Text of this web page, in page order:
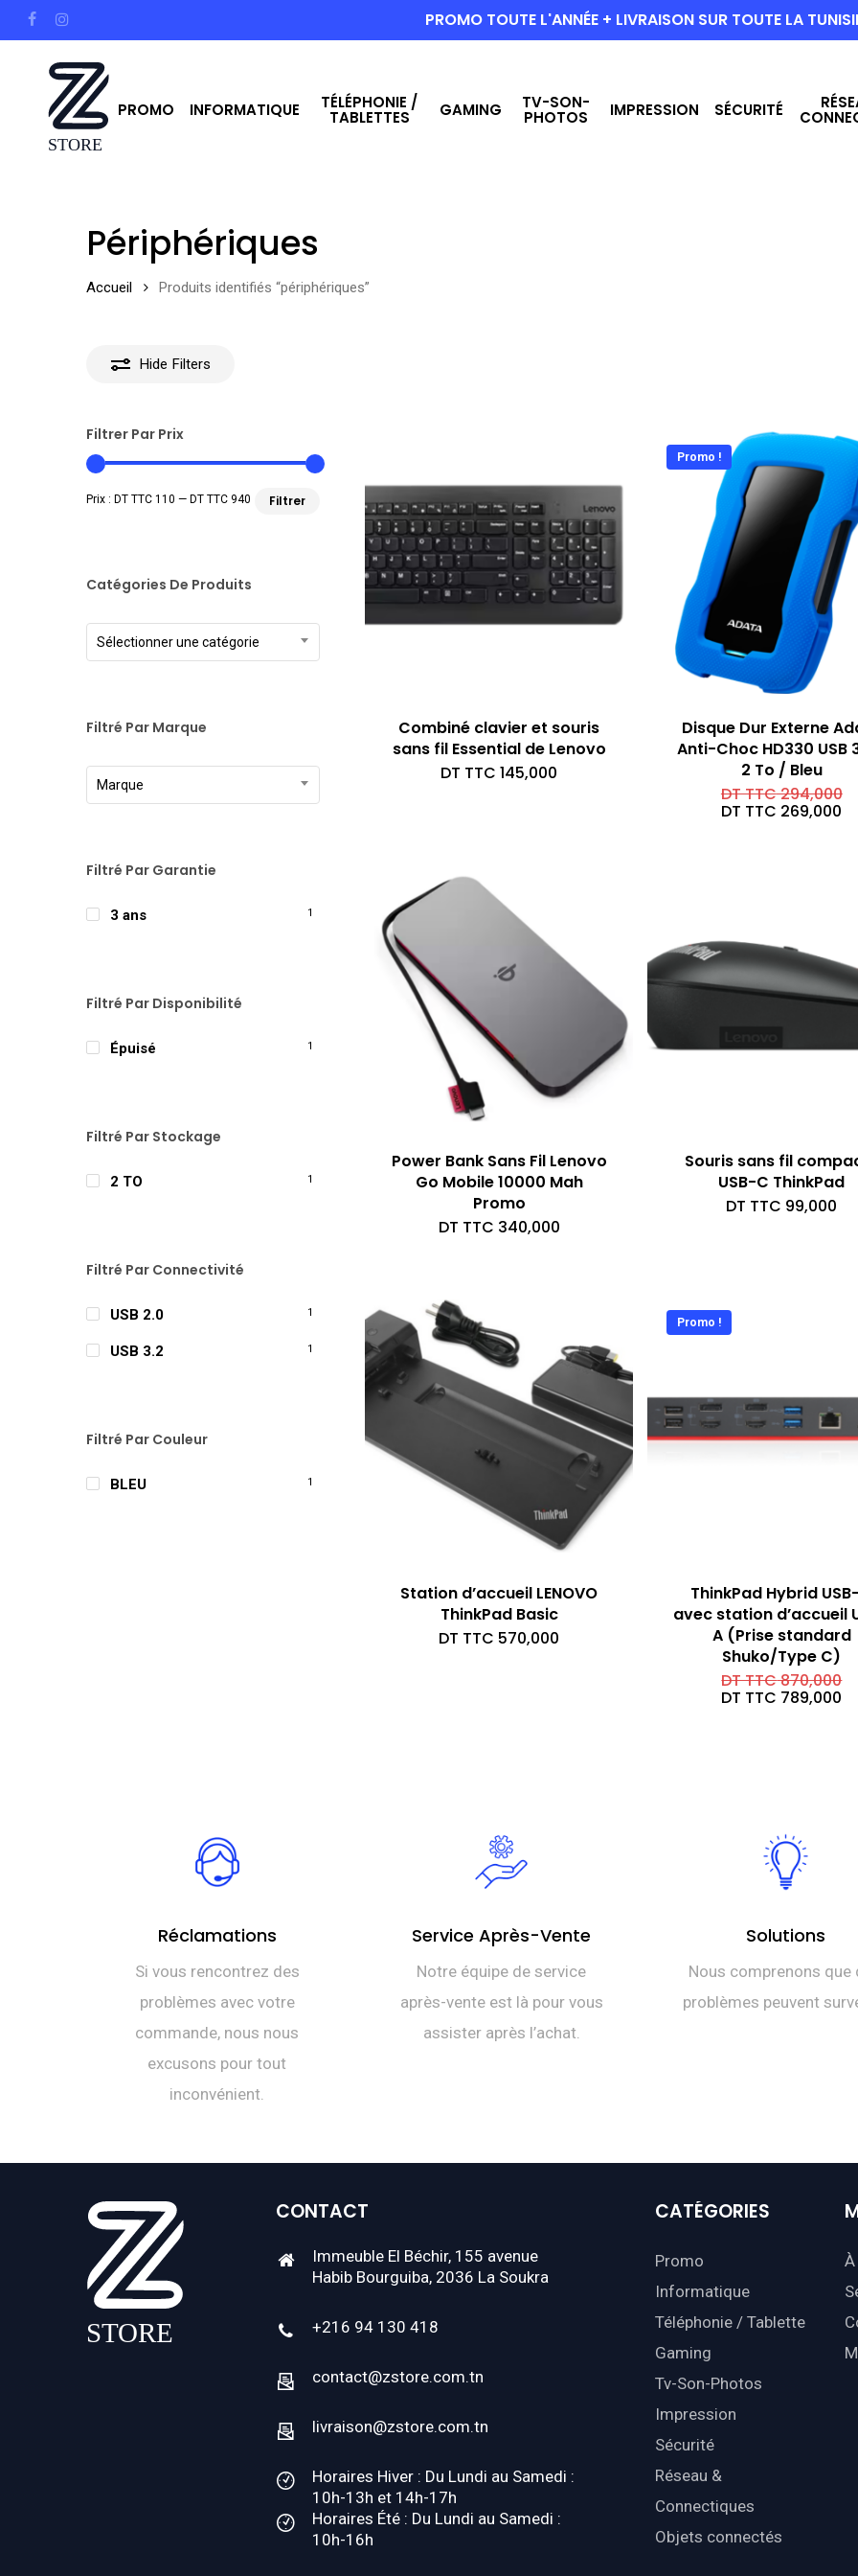
to
facebookinstagram PROMO TOUTE L'ANNÉE + LIVRAISON SUR TOUTE LA
PROMO INFORMATIQUE TÉLÉPHONIE /
TABLETTES GAMING TV-SON-
PHOTOS IMPRESSION SÉCURITÉ
Périphériques
Accueil Produits identifiés “périphériques”
Hide Filters
Filtrer Par Prix
Filtrer
Prix : DT TTC 110 — DT TTC 940
Catégories De Produits
Sélectionner une catégorie
Filtré Par Marque
Marque
Filtré Par Garantie
3 ans 1
Filtré Par Disponibilité
Épuisé 1
Filtré Par Stockage
2 TO 1
Filtré Par Connectivité
USB 2.0 1
USB 3.2 1
Filtré Par Couleur
BLEU 1
Combiné clavier et souris
sans fil Essential de Lenovo
DT TTC 145,000
Promo !
Disque Dur Externe
Anti-Choc HD330 USB
2 To / Bleu
DT TTC294,000Le
DT TTC 269,000
Power Bank Sans Fil Lenovo
Go Mobile 10000 Mah
Promo
DT TTC 340,000
Souris sans fil
USB-C ThinkPad
DT TTC 99,000
Station d’accueil LENOVO
ThinkPad Basic
DT TTC 570,000
Promo !
ThinkPad Hybrid
avec station d’accueil
A (Prise standard
Shuko/Type C)
DT TTC870,000Le
DT TTC 789,000
Réclamations
Si vous rencontrez des
problèmes avec votre
commande, nous nous
excusons pour tout
inconvénient.
Service Après-Vente
Notre équipe de service
après-vente est là pour vous
assister après l’achat.
Solutions
Nous comprenons que
problèmes peuvent
CONTACT
Immeuble El Béchir, 155 avenue
Habib Bourguiba, 2036 La Soukra
+216 94 130 418
contact@zstore.com.tn
livraison@zstore.com.tn
Horaires Hiver : Du Lundi au Samedi :
10h-13h et 14h-17h
Horaires Été : Du Lundi au Samedi :
10h-16h
CATÉGORIES
Promo
Informatique
Téléphonie / Tablette
Gaming
Tv-Son-Photos
Impression
Sécurité
Réseau &
Connectiques
Objets connectés